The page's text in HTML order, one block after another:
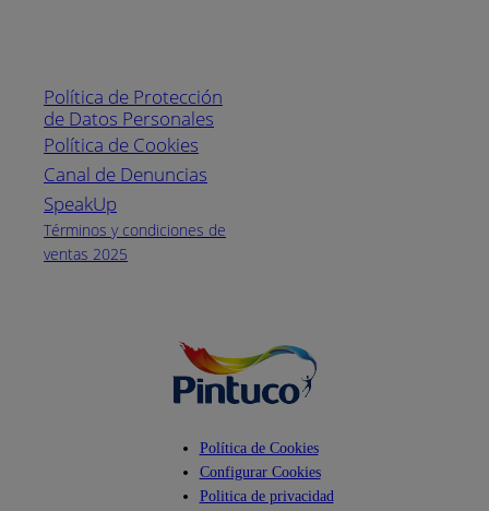
Política de Protección
de Datos Personales
Política de Cookies
Canal de Denuncias
SpeakUp
Términos y condiciones de
ventas 2025
Política de Cookies
Configurar Cookies
Politica de privacidad